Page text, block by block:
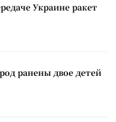
Украине ракет
ранены двое детей